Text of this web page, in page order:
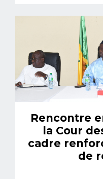
Rencontre
la Cour
cadre
de